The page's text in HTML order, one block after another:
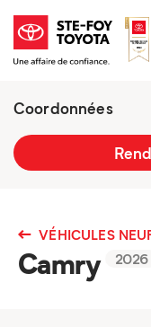
Coordonnées
2777 boulevard
VÉHICULES
Camry 2026